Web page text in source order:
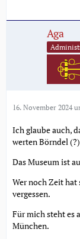
Aga
16. November 2024
Ich glaube auch,
werten Börndel
Das Museum ist
Wer noch Zeit
vergessen.
Für mich steht es
München.